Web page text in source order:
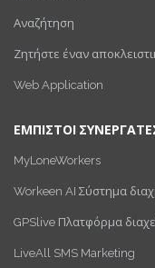
Αναζήτηση
Ζητήστε έναν
Web Application
ΕΜΠΙΣΤΟΙ
MyLoneWorkers
Workeen AI Σύστημα
GPSlive Πλατφόρμα
LiveAll SMS Marketing